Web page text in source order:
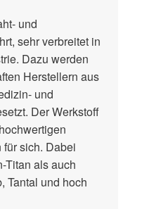
und
sehr verbreitet in
Dazu werden
Herstellern aus
und
Der Werkstoff
sich. Dabei
Titan als auch
Tantal und hoch